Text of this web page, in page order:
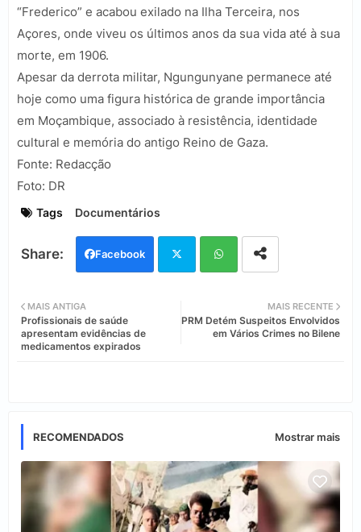
“Frederico” e acabou exilado na Ilha Terceira, nos
Açores, onde viveu os últimos anos da sua vida até à sua
morte, em 1906.
Apesar da derrota militar, Ngungunyane permanece até
hoje como uma figura histórica de grande importância
em Moçambique, associado à resistência, identidade
cultural e memória do antigo Reino de Gaza.
Fonte: Redacção
Foto: DR
Tags Documentários
Facebook
tter ats
MAIS RECENTE
PRM Detém Suspeitos Envolvidos
em Vários Crimes no Bilene
MAIS ANTIGA
Profissionais de saúde
apresentam evidências de
medicamentos expirados
RECOMENDADOS Mostrar mais